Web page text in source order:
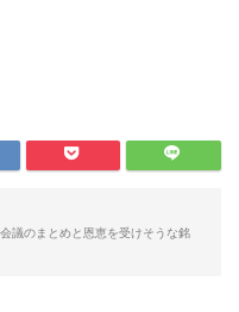
議のまとめと恩恵を受けそうな銘